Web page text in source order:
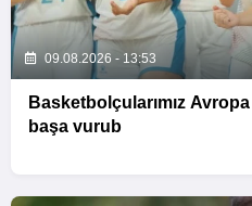
09.08.2026 - 13:53
Basketbolçularımız
başa vurub